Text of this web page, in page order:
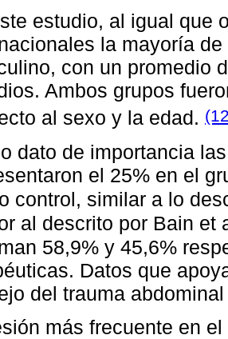
estudio, al igual que
la mayoría
con un promedio
Ambos grupos
al sexo y la edad.
dato de importancia
el 25% en el
control, similar a lo
al descrito por Bain et
58,9% y 45,6%
Datos que
del trauma
más frecuente en